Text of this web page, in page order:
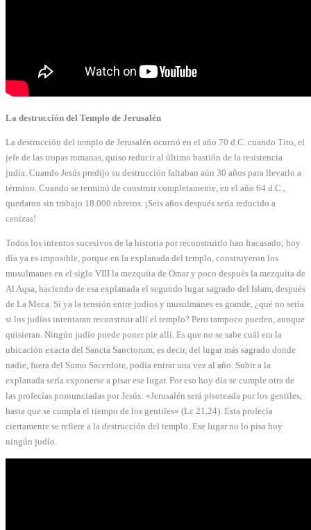
La destrucción del Templo de Jerusalén
La destrucción del templo de Jerusalén ocurrió en el año 70 d.C. cuando Tito, el
jefe de las tropas romanas, quiso reducir al último bastión de la resistencia
judía. Cuando Jesús predijo su destrucción faltaban aún 30 años para llevarlo a
término. Cuando se terminó de construir completamente, en el año 64 d.C.,
quedaron sin trabajo 18.000 obreros. ¡Seis años después sería reducido a
cenizas!
Todos los intentos sucesivos de la historia por reconstruirlo han fracasado; hoy
día ya es imposible, porque en la explanada del templo, construyeron los
musulmanes en el siglo VIII la mezquita de Omar y poco después la mezquita de
Al Aqsa, haciendo de esa explanada el segundo lugar sagrado del Islam, después
de La Meca. Si ya la tensión entre judíos y musulmanes es grande, ¿qué no sería
si los judíos intentaran reconstruir allí el templo? Pero tampoco pueden, aunque
quisieran. Ningún judío puede poner pie allí. Es que no se sabe cuál era la
ubicación exacta del Sancta Sanctorum, es decir, del lugar más sagrado donde
nadie, fuera del Sumo Sacerdote, podía entrar una vez al año. Subir a la
explanada sería exponerse a pisar ese lugar. Por eso hoy día se cumple otra de
las profecías pronunciadas por Jesús: «Jerusalén será pisoteada por los gentiles,
hasta que se cumpla el tiempo de los gentiles» (Lc 21,24). Esta profecía
ciertamente se refiere a la destrucción del templo. Ese lugar no lo pisa hoy
ningún judío.